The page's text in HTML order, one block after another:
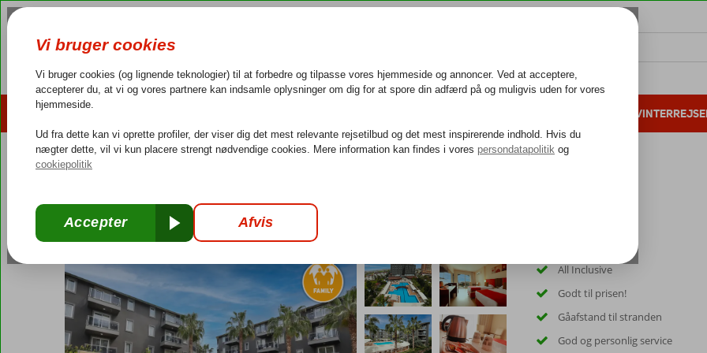
4,3/5 på Trustpilot Dansk guideservice 40.000 danske gæster i 2025 25 års erfaring
Sidekum
All Inclusive-Hotel
All Inclusive
Godt til prisen!
Gåafstand til stranden
God og personlig service